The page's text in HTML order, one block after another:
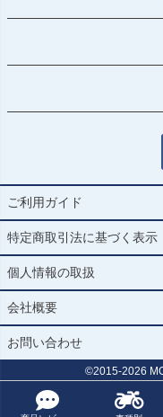
ご利用ガイド
特定商取引法に基づく表示
個人情報の取扱
会社概要
お問い合わせ
©2015-2026